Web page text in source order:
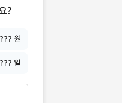
?
??? 원
??? 일